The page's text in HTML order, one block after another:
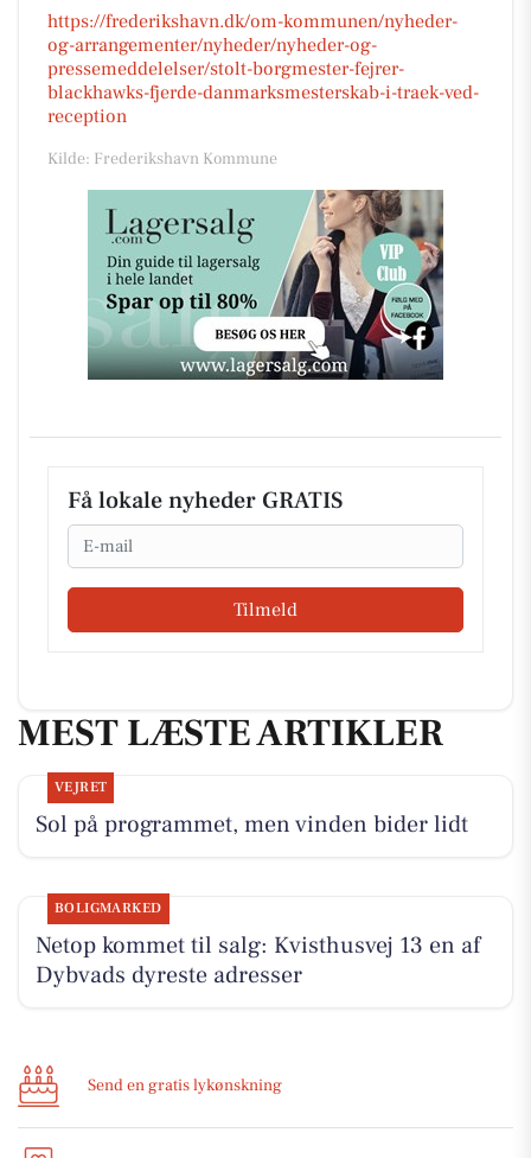
https://frederikshavn.dk/om-kommunen/nyheder-
og-arrangementer/nyheder/nyheder-og-
pressemeddelelser/stolt-borgmester-fejrer-
blackhawks-fjerde-danmarksmesterskab-i-traek-ved-
reception
Kilde: Frederikshavn Kommune
Få lokale nyheder GRATIS
Email
Tilmeld
MEST LÆSTE ARTIKLER
VEJRET
Sol på programmet, men vinden bider lidt
BOLIGMARKED
Netop kommet til salg: Kvisthusvej 13 en af
Dybvads dyreste adresser
Send en gratis lykønskning